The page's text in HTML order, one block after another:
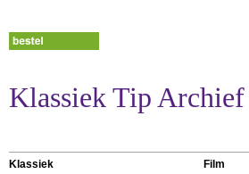
Klassiek Tip Archief
Klassiek
Film